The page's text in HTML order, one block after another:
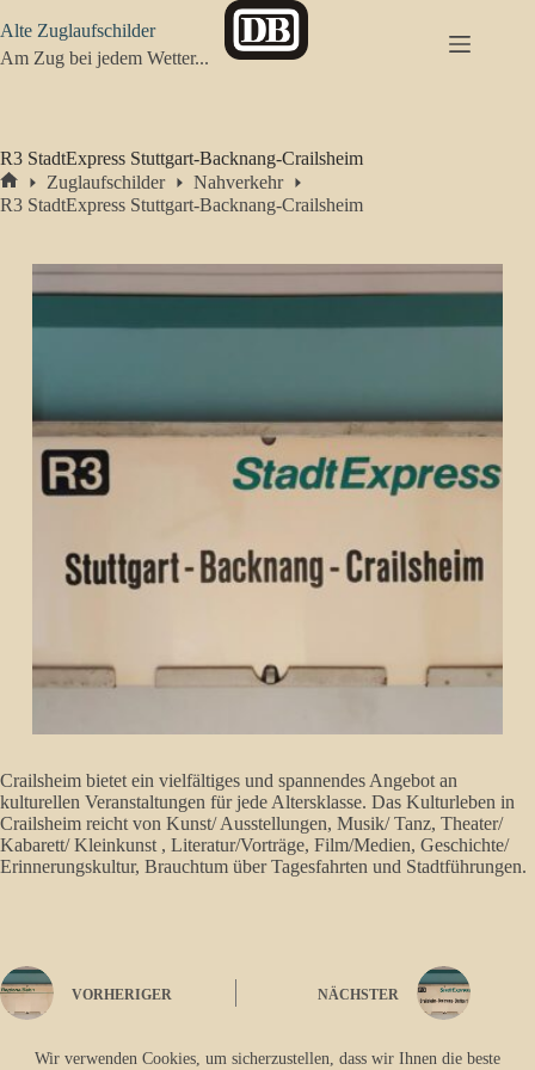
Inhalt
springen
Wir verwenden Cookies, um sicherzustellen, dass wir Ihnen die beste
Alte Zuglaufschilder
Am Zug bei jedem Wetter...
R3 StadtExpress Stuttgart-Backnang-Crailsheim
Start
Zuglaufschilder
Nahverkehr
R3 StadtExpress Stuttgart-Backnang-Crailsheim
Crailsheim bietet ein vielfältiges und spannendes Angebot an
kulturellen Veranstaltungen für jede Altersklasse. Das Kulturleben in
Crailsheim reicht von Kunst/ Ausstellungen, Musik/ Tanz, Theater/
Kabarett/ Kleinkunst , Literatur/Vorträge, Film/Medien, Geschichte/
Erinnerungskultur, Brauchtum über Tagesfahrten und Stadtführungen.
VORHERIGER NÄCHSTER